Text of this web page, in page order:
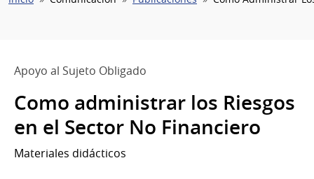
Apoyo al Sujeto Obligado
Como administrar los Riesgos
en el Sector No Financiero
Materiales didácticos